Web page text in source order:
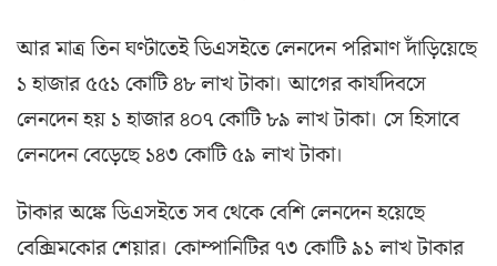
আর মাত্র তিন ঘণ্টাতেই ডিএসইতে লেনদেন পরিমাণ দাঁড়িয়েছে
১ হাজার ৫৫১ কোটি ৪৮ লাখ টাকা। আগের কার্যদিবসে
লেনদেন হয় ১ হাজার ৪০৭ কোটি ৮৯ লাখ টাকা। সে হিসাবে
লেনদেন বেড়েছে ১৪৩ কোটি ৫৯ লাখ টাকা।
টাকার অঙ্কে ডিএসইতে সব থেকে বেশি লেনদেন হয়েছে
বেক্সিমকোর শেয়ার। কোম্পানিটির ৭৩ কোটি ৯১ লাখ টাকার